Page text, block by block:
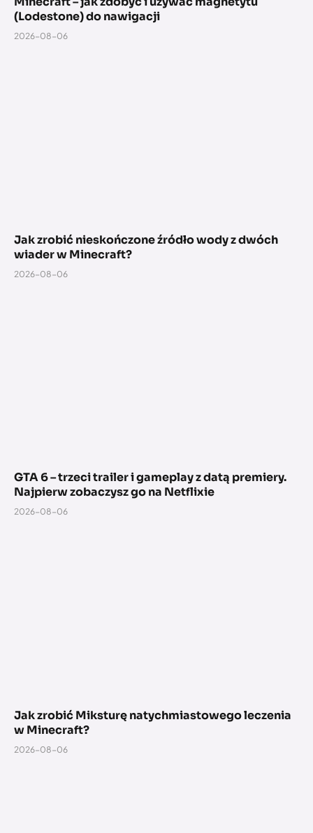
(Lodestone) do nawigacji
2026-08-06
Jak zrobić nieskończone źródło wody z dwóch
wiader w Minecraft?
2026-08-06
GTA 6 – trzeci trailer i gameplay z datą premiery.
Najpierw zobaczysz go na Netflixie
2026-08-06
Jak zrobić Miksturę natychmiastowego leczenia
w Minecraft?
2026-08-06